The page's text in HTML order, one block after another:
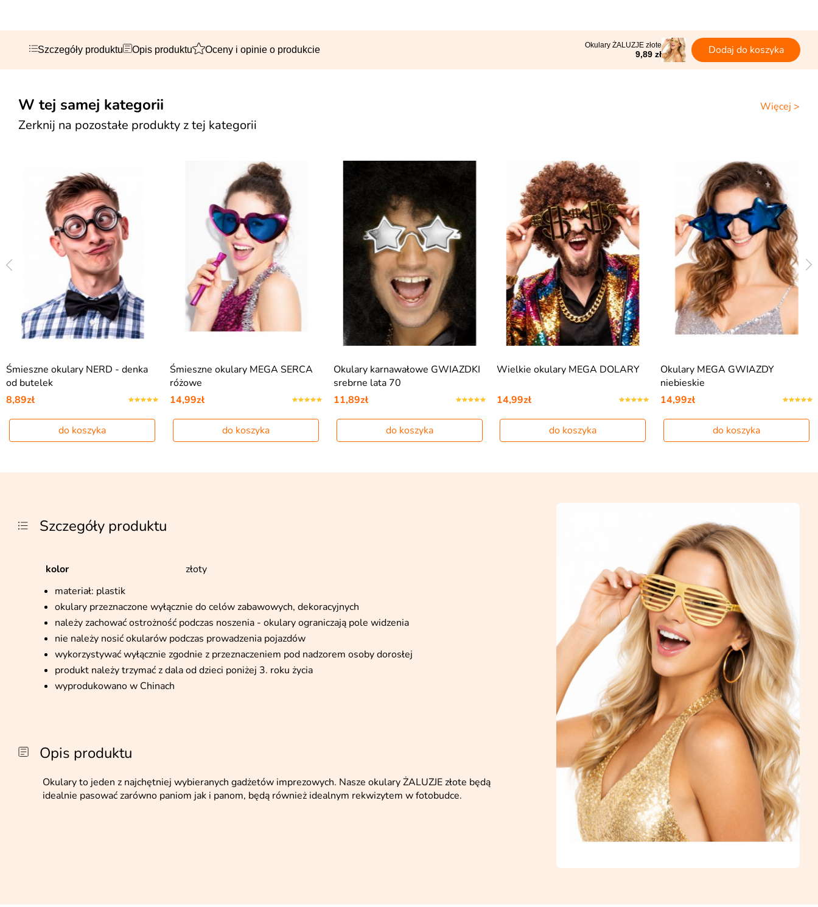
Szczegóły produktu Opis produktu Oceny i opinie o produkcie Okulary ŻALUZJE złote
9,89 zł Dodaj do koszyka
Więcej >
W tej samej kategorii
Zerknij na pozostałe produkty z tej kategorii
Śmieszne okulary NERD - denka
od butelek
8,89zł
do koszyka
Śmieszne okulary MEGA SERCA
różowe
14,99zł
do koszyka
Okulary karnawałowe GWIAZDKI
srebrne lata 70
11,89zł
do koszyka
Wielkie okulary MEGA DOLARY
14,99zł
do koszyka
Okulary MEGA GWIAZDY
niebieskie
14,99zł
do koszyka
Szczegóły produktu
kolor
złoty
materiał: plastik
okulary przeznaczone wyłącznie do celów zabawowych, dekoracyjnych
należy zachować ostrożność podczas noszenia - okulary ograniczają pole widzenia
nie należy nosić okularów podczas prowadzenia pojazdów
wykorzystywać wyłącznie zgodnie z przeznaczeniem pod nadzorem osoby dorosłej
produkt należy trzymać z dala od dzieci poniżej 3. roku życia
wyprodukowano w Chinach
Opis produktu
Okulary to jeden z najchętniej wybieranych gadżetów imprezowych. Nasze okulary ŻALUZJE złote będą
idealnie pasować zarówno paniom jak i panom, będą również idealnym rekwizytem w fotobudce.